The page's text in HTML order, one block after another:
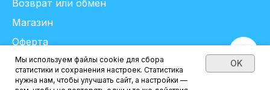
Нет в наличии
Мы используем файлы cookie для сбора
статистики и сохранения настроек. Статистика
нужна нам, чтобы улучшать сайт, а настройки —
OK
Магазин
Оферта
Персональные данные
Возврат или обмен